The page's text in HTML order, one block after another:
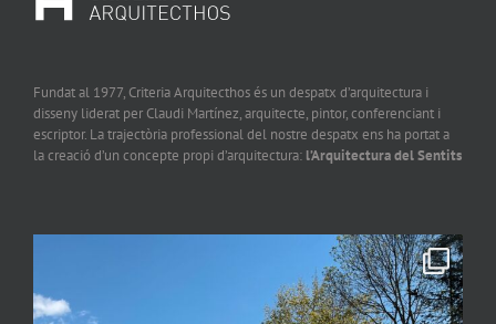
Fundat al 1977, Criteria Arquitecthos és un despatx d’arquitectura i
disseny liderat per Claudi Martínez, arquitecte, pintor, conferenciant i
escriptor. La trajectòria professional del nostre despatx ens ha portat a
la creació d’un concepte propi d’arquitectura: l’Arquitectura del Sentits